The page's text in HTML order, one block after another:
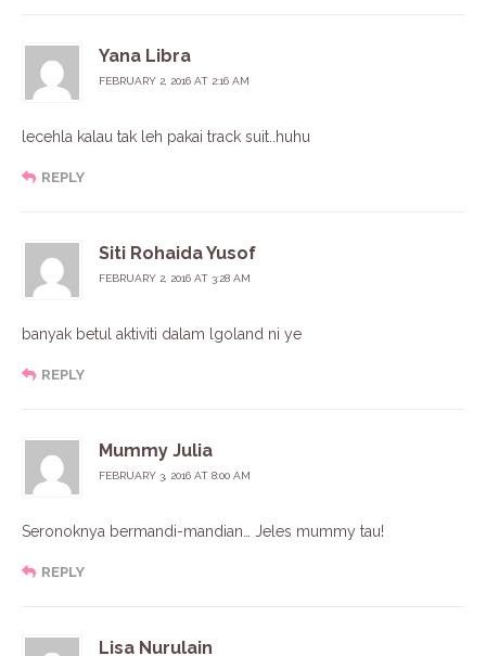
Yana Libra
FEBRUARY 2, 2016 AT 2:16 AM
lecehla kalau tak leh pakai track suit..huhu
REPLY
Siti Rohaida Yusof
FEBRUARY 2, 2016 AT 3:28 AM
banyak betul aktiviti dalam lgoland ni ye
REPLY
Mummy Julia
FEBRUARY 3, 2016 AT 8:00 AM
Seronoknya bermandi-mandian… Jeles mummy tau!
REPLY
Lisa Nurulain